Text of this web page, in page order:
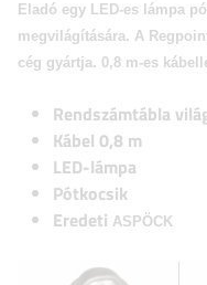
Eladó egy LED-es lámpa
megvilágítására. A
cég gyártja. 0,8 m-es
Rendszámtábla
Kábel 0,8 m
LED-lámpa
Pótkocsik
Eredeti ASPÖCK